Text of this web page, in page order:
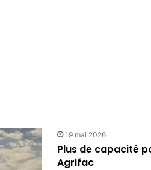
19 mai 2026
Plus de capacité
Agrifac